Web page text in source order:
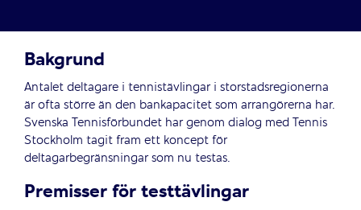
Bakgrund
Antalet deltagare i tennistävlingar i storstadsregionerna
är ofta större än den bankapacitet som arrangörerna har.
Svenska Tennisförbundet har genom dialog med Tennis
Stockholm tagit fram ett koncept för
deltagarbegränsningar som nu testas.
Premisser för testtävlingar